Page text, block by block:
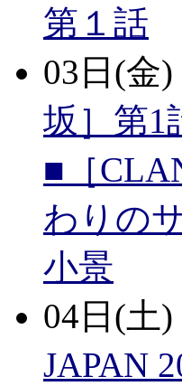
第１話
03日(金)
坂］第1
■［
わりの
小景
04日(土)
JAPAN